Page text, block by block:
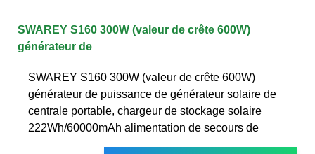
SWAREY S160 300W (valeur de crête 600W)
générateur de
SWAREY S160 300W (valeur de crête 600W)
générateur de puissance de générateur solaire de
centrale portable, chargeur de stockage solaire
222Wh/60000mAh alimentation de secours de